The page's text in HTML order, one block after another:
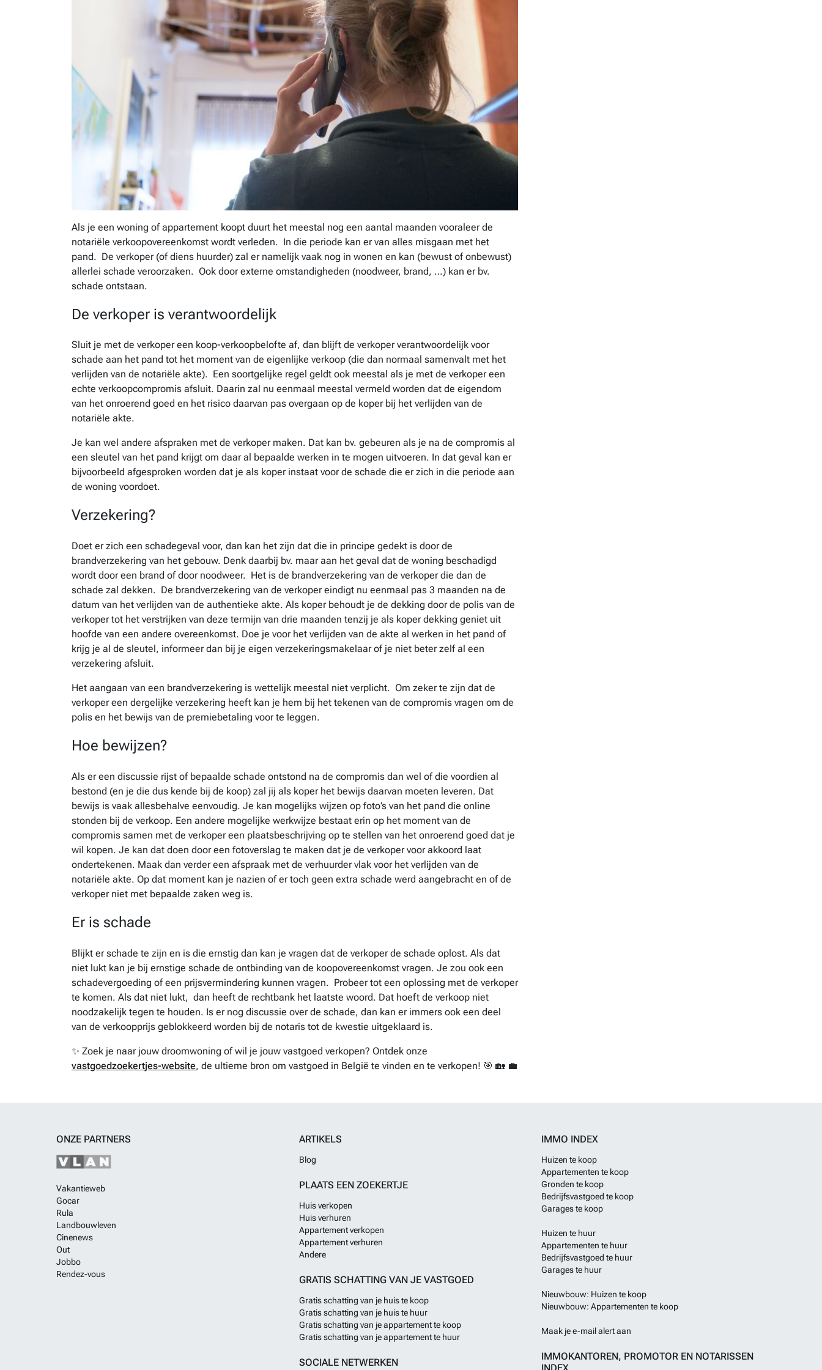
Als je een woning of appartement koopt duurt het meestal nog een aantal maanden vooraleer de
notariële verkoopovereenkomst wordt verleden. In die periode kan er van alles misgaan met het
pand. De verkoper (of diens huurder) zal er namelijk vaak nog in wonen en kan (bewust of onbewust)
allerlei schade veroorzaken. Ook door externe omstandigheden (noodweer, brand, …) kan er bv.
schade ontstaan.
De verkoper is verantwoordelijk
Sluit je met de verkoper een koop-verkoopbelofte af, dan blijft de verkoper verantwoordelijk voor
schade aan het pand tot het moment van de eigenlijke verkoop (die dan normaal samenvalt met het
verlijden van de notariële akte). Een soortgelijke regel geldt ook meestal als je met de verkoper een
echte verkoopcompromis afsluit. Daarin zal nu eenmaal meestal vermeld worden dat de eigendom
van het onroerend goed en het risico daarvan pas overgaan op de koper bij het verlijden van de
notariële akte.
Je kan wel andere afspraken met de verkoper maken. Dat kan bv. gebeuren als je na de compromis al
een sleutel van het pand krijgt om daar al bepaalde werken in te mogen uitvoeren. In dat geval kan er
bijvoorbeeld afgesproken worden dat je als koper instaat voor de schade die er zich in die periode aan
de woning voordoet.
Verzekering?
Doet er zich een schadegeval voor, dan kan het zijn dat die in principe gedekt is door de
brandverzekering van het gebouw. Denk daarbij bv. maar aan het geval dat de woning beschadigd
wordt door een brand of door noodweer. Het is de brandverzekering van de verkoper die dan de
schade zal dekken. De brandverzekering van de verkoper eindigt nu eenmaal pas 3 maanden na de
datum van het verlijden van de authentieke akte. Als koper behoudt je de dekking door de polis van de
verkoper tot het verstrijken van deze termijn van drie maanden tenzij je als koper dekking geniet uit
hoofde van een andere overeenkomst. Doe je voor het verlijden van de akte al werken in het pand of
krijg je al de sleutel, informeer dan bij je eigen verzekeringsmakelaar of je niet beter zelf al een
verzekering afsluit.
Het aangaan van een brandverzekering is wettelijk meestal niet verplicht. Om zeker te zijn dat de
verkoper een dergelijke verzekering heeft kan je hem bij het tekenen van de compromis vragen om de
polis en het bewijs van de premiebetaling voor te leggen.
Hoe bewijzen?
Als er een discussie rijst of bepaalde schade ontstond na de compromis dan wel of die voordien al
bestond (en je die dus kende bij de koop) zal jij als koper het bewijs daarvan moeten leveren. Dat
bewijs is vaak allesbehalve eenvoudig. Je kan mogelijks wijzen op foto’s van het pand die online
stonden bij de verkoop. Een andere mogelijke werkwijze bestaat erin op het moment van de
compromis samen met de verkoper een plaatsbeschrijving op te stellen van het onroerend goed dat je
wil kopen. Je kan dat doen door een fotoverslag te maken dat je de verkoper voor akkoord laat
ondertekenen. Maak dan verder een afspraak met de verhuurder vlak voor het verlijden van de
notariële akte. Op dat moment kan je nazien of er toch geen extra schade werd aangebracht en of de
verkoper niet met bepaalde zaken weg is.
Er is schade
Blijkt er schade te zijn en is die ernstig dan kan je vragen dat de verkoper de schade oplost. Als dat
niet lukt kan je bij ernstige schade de ontbinding van de koopovereenkomst vragen. Je zou ook een
schadevergoeding of een prijsvermindering kunnen vragen. Probeer tot een oplossing met de verkoper
te komen. Als dat niet lukt, dan heeft de rechtbank het laatste woord. Dat hoeft de verkoop niet
noodzakelijk tegen te houden. Is er nog discussie over de schade, dan kan er immers ook een deel
van de verkoopprijs geblokkeerd worden bij de notaris tot de kwestie uitgeklaard is.
✨ Zoek je naar jouw droomwoning of wil je jouw vastgoed verkopen? Ontdek onze
vastgoedzoekertjes-website, de ultieme bron om vastgoed in België te vinden en te verkopen! 🎯 🏡 💼
ONZE PARTNERS
Vakantieweb
Gocar
Rula
Landbouwleven
Cinenews
Out
Jobbo
Rendez-vous
ARTIKELS
Blog
PLAATS EEN ZOEKERTJE
Huis verkopen
Huis verhuren
Appartement verkopen
Appartement verhuren
Andere
GRATIS SCHATTING VAN JE VASTGOED
Gratis schatting van je huis te koop
Gratis schatting van je huis te huur
Gratis schatting van je appartement te koop
Gratis schatting van je appartement te huur
SOCIALE NETWERKEN
IMMO INDEX
Huizen te koop
Appartementen te koop
Gronden te koop
Bedrijfsvastgoed te koop
Garages te koop
Huizen te huur
Appartementen te huur
Bedrijfsvastgoed te huur
Garages te huur
Nieuwbouw: Huizen te koop
Nieuwbouw: Appartementen te koop
Maak je e-mail alert aan
IMMOKANTOREN, PROMOTOR EN NOTARISSEN